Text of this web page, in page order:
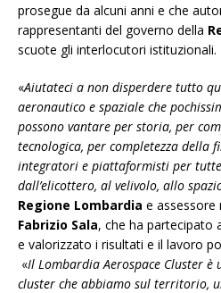
prosegue da alcuni anni e che
rappresentanti del governo della
scuote gli interlocutori istituzionali.
«Aiutateci a non disperdere tutto
aeronautico e spaziale che
possono vantare per storia, per
tecnologica, per completezza della
integratori e piattaformisti per
dall’elicottero, al velivolo, allo
Regione Lombardia e assessore
Fabrizio Sala, che ha partecipato
e valorizzato i risultati e il lavoro
«Il Lombardia Aerospace Cluster
cluster che abbiamo sul territorio,